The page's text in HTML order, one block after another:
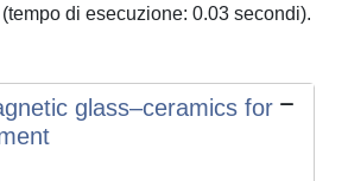
di esecuzione: 0.03 secondi).
glass–ceramics for